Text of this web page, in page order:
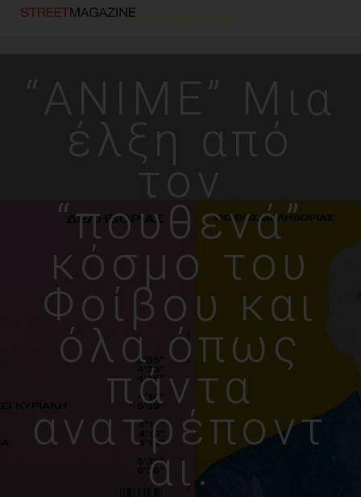
ΔΙΣΚΟΚΡΙΤΙΚΗ
“ΑΝΙΜΕ” Μια
έλξη από
τον
“πουθενά”
κόσμο του
Φοίβου και
όλα όπως
πάντα
ανατρέποντ
αι.